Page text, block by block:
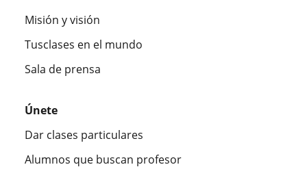
Misión y visión
Tusclases en el mundo
Sala de prensa
Únete
Dar clases particulares
Alumnos que buscan profesor